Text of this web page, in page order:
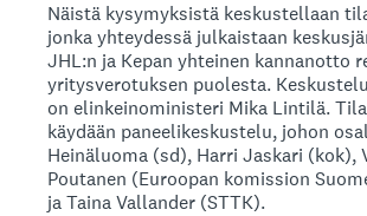
Näistä kysymyksistä keskustellaan
jonka yhteydessä julkaistaan
JHL:n ja Kepan yhteinen kannanotto
yritysverotuksen puolesta.
on elinkeinoministeri Mika Lintilä.
käydään paneelikeskustelu, johon
Heinäluoma (sd), Harri Jaskari (kok),
Poutanen (Euroopan komission
ja Taina Vallander (STTK).